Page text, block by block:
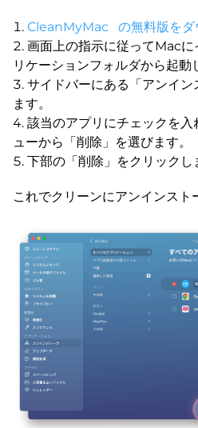
CleanMyMac の無料版をダ
画面上の指示に従ってMac
リケーションフォルダから起動
サイドバーにある「アンイ
ます。
該当のアプリにチェックを
ューから「削除」を選びます。
下部の「削除」をクリックし
これでクリーンにアンインスト